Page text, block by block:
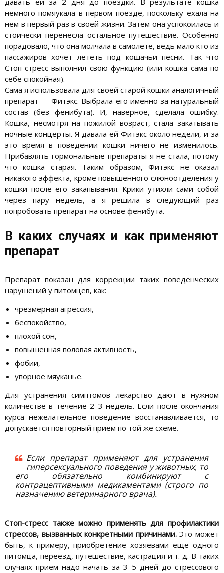
немного помяукала в первом поезде, поскольку ехала на
нём в первый раз в своей жизни. Затем она успокоилась и
стоически перенесла остальное путешествие. Особенно
порадовало, что она молчала в самолёте, ведь мало кто из
пассажиров хочет лететь под кошачьи песни. Так что
Стоп-стресс выполнил свою функцию (или кошка сама по
себе спокойная).
Сама я использовала для своей старой кошки аналогичный
препарат — Фитэкс. Выбрала его именно за натуральный
состав (без фенибута). И, наверное, сделала ошибку.
Кошка, несмотря на пожилой возраст, стала закатывать
ночные концерты. Я давала ей Фитэкс около недели, и за
это время в поведении кошки ничего не изменилось.
Прибавлять гормональные препараты я не стала, потому
что кошка старая. Таким образом, Фитэкс не оказал
никакого эффекта, кроме повышенного слюноотделения у
кошки после его закапывания. Крики утихли сами собой
через пару недель, а я решила в следующий раз
попробовать препарат на основе фенибута.
В каких случаях и как применяют
препарат
Препарат показан для коррекции таких поведенческих
нарушений у питомцев, как:
чрезмерная агрессия,
беспокойство,
плохой сон,
повышенная половая активность,
фобии,
упорное мяуканье.
Для устранения симптомов лекарство дают в нужном
количестве в течение 2–3 недель. Если после окончания
курса нежелательное поведение восстанавливается, то
допускается повторный приём по той же схеме.
Если препарат применяют для устранения
гиперсексуального поведения у животных, то
его обязательно комбинируют с
контрацептивными медикаментами (строго по
назначению ветеринарного врача).
Стоп-стресс также можно применять для профилактики
стрессов, вызванных конкретными причинами.Это может
быть, к примеру, приобретение хозяевами ещё одного
питомца, переезд, путешествие, кастрация и т. д. В таких
случаях приём надо начать за 3–5 дней до стрессового